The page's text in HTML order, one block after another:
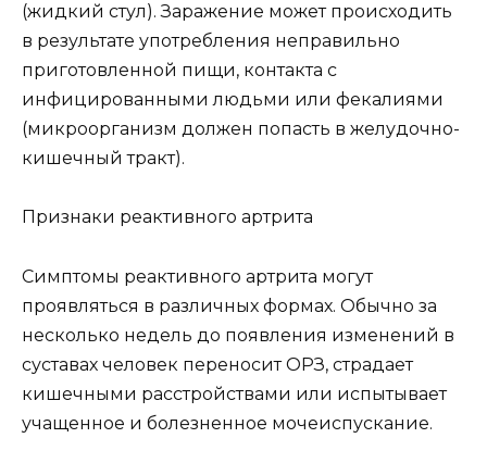
(жидкий стул). Заражение может происходить
в результате употребления неправильно
приготовленной пищи, контакта с
инфицированными людьми или фекалиями
(микроорганизм должен попасть в желудочно-
кишечный тракт).
Признаки реактивного артрита
Симптомы реактивного артрита могут
проявляться в различных формах. Обычно за
несколько недель до появления изменений в
суставах человек переносит ОРЗ, страдает
кишечными расстройствами или испытывает
учащенное и болезненное мочеиспускание.